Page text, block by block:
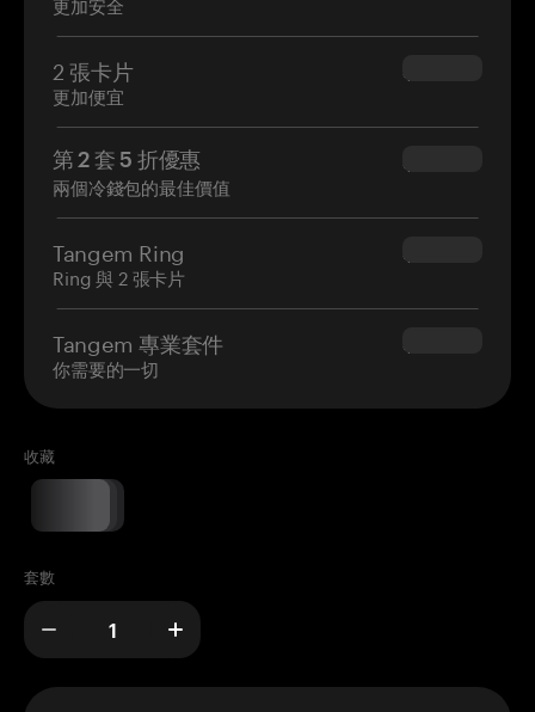
2 張卡片
更加便宜
$54.90
第 2 套 5 折優惠
兩個冷錢包的最佳價值
$34.95
Tangem Ring
Ring 與 2 張卡片
$160.00
Tangem 專業套件
你需要的一切
$180.00
收藏
套數